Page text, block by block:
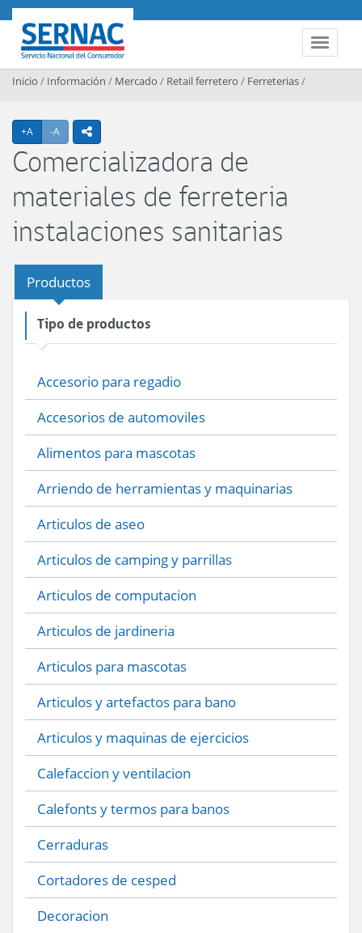
Contenido principal
Toggle
SERNAC
Inicio / Información / Mercado / Retail ferretero / Ferreterias/
+A Agrandar texto
-A Achicar textoicono compartir
Comercializadora de
materiales de ferreteria
instalaciones sanitarias
Productos
Tipo de productos
Accesorio para regadio
Accesorios de automoviles
Alimentos para mascotas
Arriendo de herramientas y maquinarias
Articulos de aseo
Articulos de camping y parrillas
Articulos de computacion
Articulos de jardineria
Articulos para mascotas
Articulos y artefactos para bano
Articulos y maquinas de ejercicios
Calefaccion y ventilacion
Calefonts y termos para banos
Cerraduras
Cortadores de cesped
Decoracion